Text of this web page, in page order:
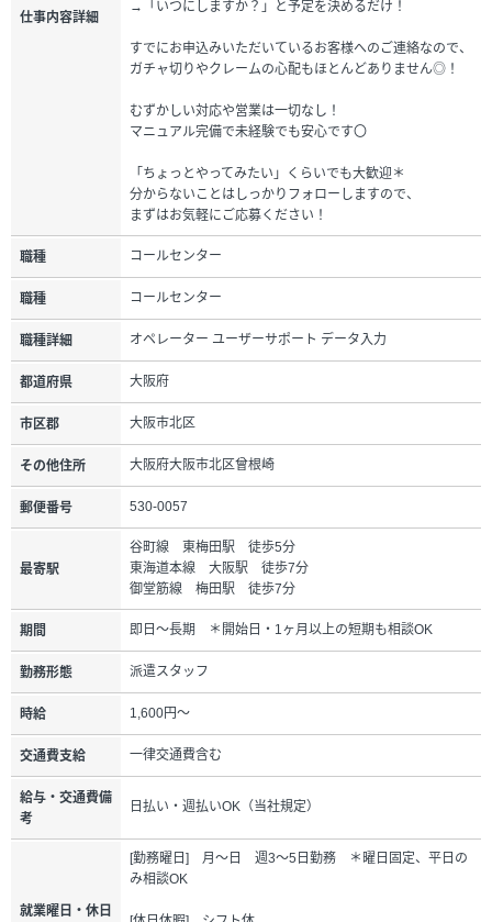
仕事内容詳細
→「いつにしますか？」と予定を決めるだけ！
すでにお申込みいただいているお客様へのご連絡なので、
ガチャ切りやクレームの心配もほとんどありません◎！
むずかしい対応や営業は一切なし！
マニュアル完備で未経験でも安心です〇
「ちょっとやってみたい」くらいでも大歓迎＊
分からないことはしっかりフォローしますので、
まずはお気軽にご応募ください！
職種 コールセンター
職種 コールセンター
職種詳細 オペレーター ユーザーサポート データ入力
都道府県 大阪府
市区郡 大阪市北区
その他住所 大阪府大阪市北区曾根崎
郵便番号 530-0057
最寄駅
谷町線 東梅田駅 徒歩5分
東海道本線 大阪駅 徒歩7分
御堂筋線 梅田駅 徒歩7分
期間 即日～長期 ＊開始日・1ヶ月以上の短期も相談OK
勤務形態 派遣スタッフ
時給 1,600円～
交通費支給 一律交通費含む
給与・交通費備
考
日払い・週払いOK（当社規定）
就業曜日・休日
[勤務曜日] 月～日 週3～5日勤務 ＊曜日固定、平日の
み相談OK